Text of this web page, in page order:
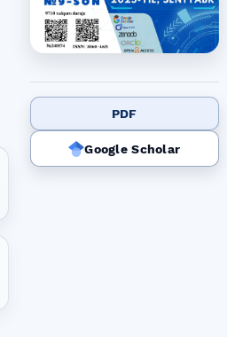
PDF
Google Scholar